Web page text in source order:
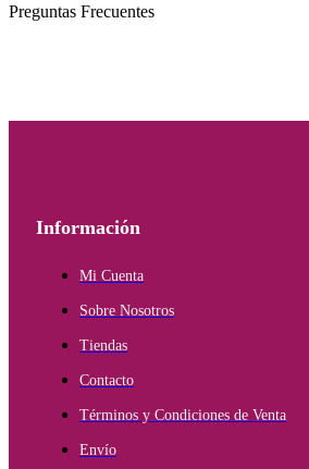
Preguntas Frecuentes
Información
Mi Cuenta
Sobre Nosotros
Tiendas
Contacto
Términos y Condiciones de Venta
Envío